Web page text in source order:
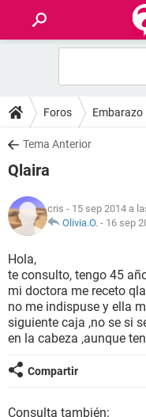
FOROS
SALUD
FAMILIA
NUTRICIÓN
BIENESTAR
SEXUALIDAD
GLOSARIO
Foros Embarazo
Tema Anterior
Qlaira
cris - 15 sep 2014 a
Olivia.O. - 16 sep
Hola,
te consulto, tengo 45
mi doctora me receto
no me indispuse y ella
siguiente caja ,no se si
en la cabeza ,aunque
Compartir
Consulta también: